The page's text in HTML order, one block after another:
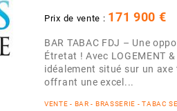
Prix de vente : 171 900 €
BAR TABAC FDJ – Une
Étretat ! Avec LOGEMENT
idéalement situé sur un
offrant une excel...
VENTE - BAR - BRASSERIE - TABAC